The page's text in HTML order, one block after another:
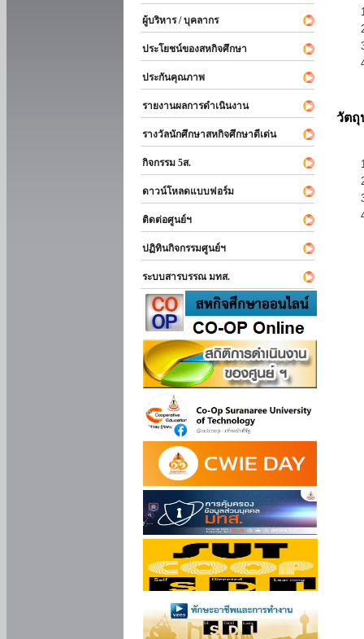
ผู้บริหาร / บุคลากร
ประโยชน์ของสหกิจศึกษา
ประกันคุณภาพ
รายงานผลการดำเนินงาน
รางวัลนักศึกษาสหกิจศึกษาดีเด่น
กิจกรรม 5ส.
ดาวน์โหลดแบบฟอร์ม
ติดต่อศูนย์ฯ
ปฏิทินกิจกรรมศูนย์ฯ
ระบบสารบรรณ มทส.
วัตถุ